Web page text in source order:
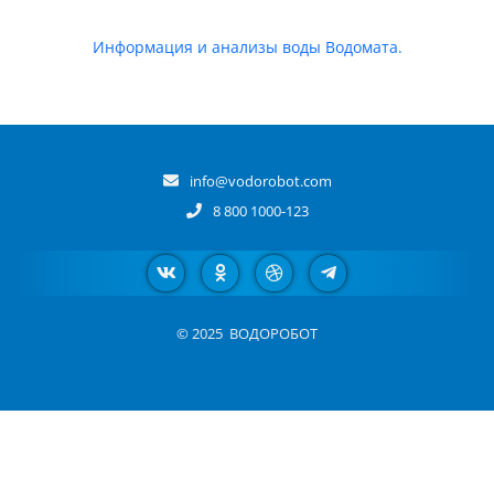
Информация и анализы воды Водомата.
info@vodorobot.com
8 800 1000-123
© 2025 ВОДОРОБОТ